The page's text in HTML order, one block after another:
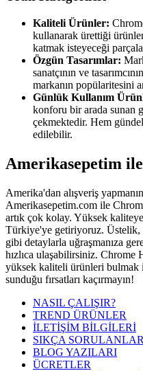
Kaliteli Ürünler:
kullanarak ürettiği
katmak isteyeceği
Özgün Tasarımlar:
sanatçının ve
markanın popülaritesini
Günlük Kullanım
konforu bir arada sunan
çekmektedir. Hem
edilebilir.
Amerikasepetim
Amerika'dan alışveriş
Amerikasepetim.com ile
artık çok kolay. Yüksek
Türkiye'ye getiriyoruz. Üstelik,
gibi detaylarla uğraşmanıza
hızlıca ulaşabilirsiniz.
yüksek kaliteli ürünleri bulmak
sunduğu fırsatları kaçırmayın!
NASIL ÇALIŞIR?
TREND ÜRÜNLER
İLETİŞİM BİLGİLERİ
SIKÇA SORULANLAR
BLOG YAZILARI
ÜCRETLER